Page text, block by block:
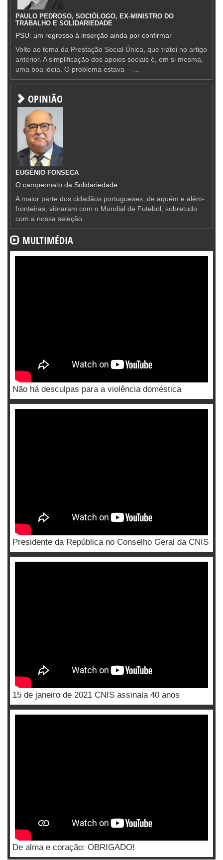
PAULO PEDROSO, SOCIÓLOGO, EX-MINISTRO DO
TRABALHO E SOLIDARIEDADE
PSU: um regresso à inserção ainda por confirmar
Volto ao tema da Prestação Social Única, que tratei no artigo
anterior. A simplificação dos apoios sociais é, em si mesma,
uma boa ideia. O problema estava —...
OPINIÃO
EUGÉNIO FONSECA
O campeonato da Solidariedade
A maior parte dos cidadãos portugueses, de aquém e além-
fronteiras, vibraram com o Mundial de Futebol, sobretudo
com a nossa seleção.
MULTIMÉDIA
Não há desculpas para a violência doméstica
Presidente da República no Conselho Geral da CNIS
15 de janeiro de 2021 CNIS assinala 40 anos
De alma e coração: OBRIGADO!